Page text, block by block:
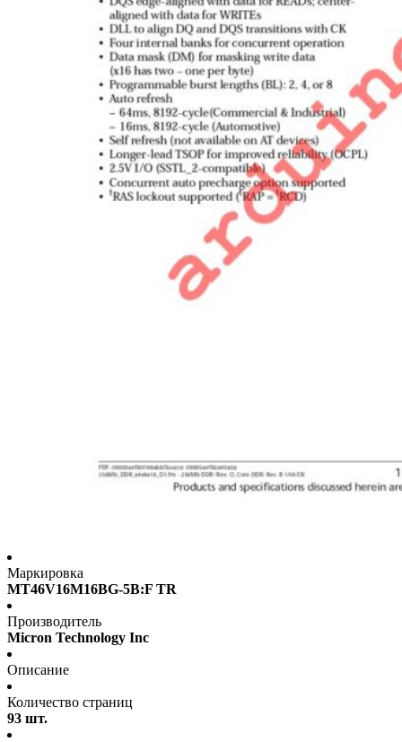
Маркировка
MT46V16M16BG-5B:F TR
Производитель
Micron Technology Inc
Описание
Количество страниц
93 шт.